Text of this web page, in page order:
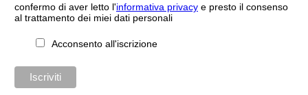
confermo di aver letto l'informativa privacye presto il consenso
al trattamento dei miei dati personali
Acconsento all'iscrizione